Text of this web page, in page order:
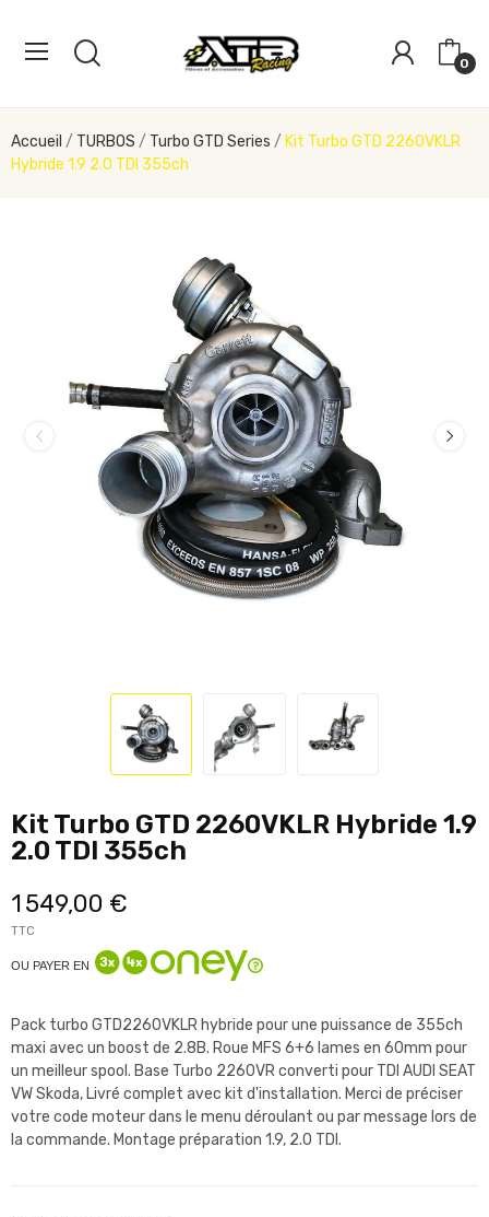
0
Accueil TURBOS Turbo GTD Series
Kit Turbo GTD 2260VKLR
Hybride 1.9 2.0 TDI 355ch
Kit Turbo GTD 2260VKLR Hybride 1.9
2.0 TDI 355ch
1 549,00 €
TTC
OU PAYER EN
Pack turbo GTD2260VKLR hybride pour une puissance de 355ch
maxi avec un boost de 2.8B. Roue MFS 6+6 lames en 60mm pour
un meilleur spool. Base Turbo 2260VR converti pour TDI AUDI SEAT
VW Skoda, Livré complet avec kit d'installation. Merci de préciser
votre code moteur dans le menu déroulant ou par message lors de
la commande. Montage préparation 1.9, 2.0 TDI.